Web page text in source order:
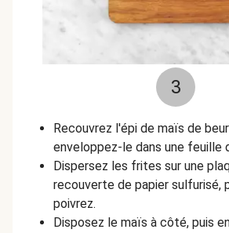
3
Recouvrez l'épi de maïs de
enveloppez-le dans une feuille
Dispersez les frites sur une
recouverte de papier sulfurisé,
poivrez.
Disposez le maïs à côté, puis